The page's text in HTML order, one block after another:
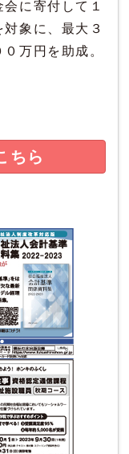
に寄付して１
象に、最大３
万円を助成。
ちら